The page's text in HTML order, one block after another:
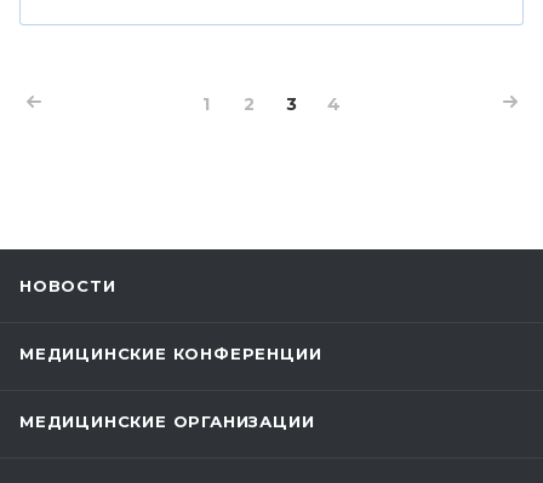
1 2 3 4
НОВОСТИ
МЕДИЦИНСКИЕ КОНФЕРЕНЦИИ
МЕДИЦИНСКИЕ ОРГАНИЗАЦИИ